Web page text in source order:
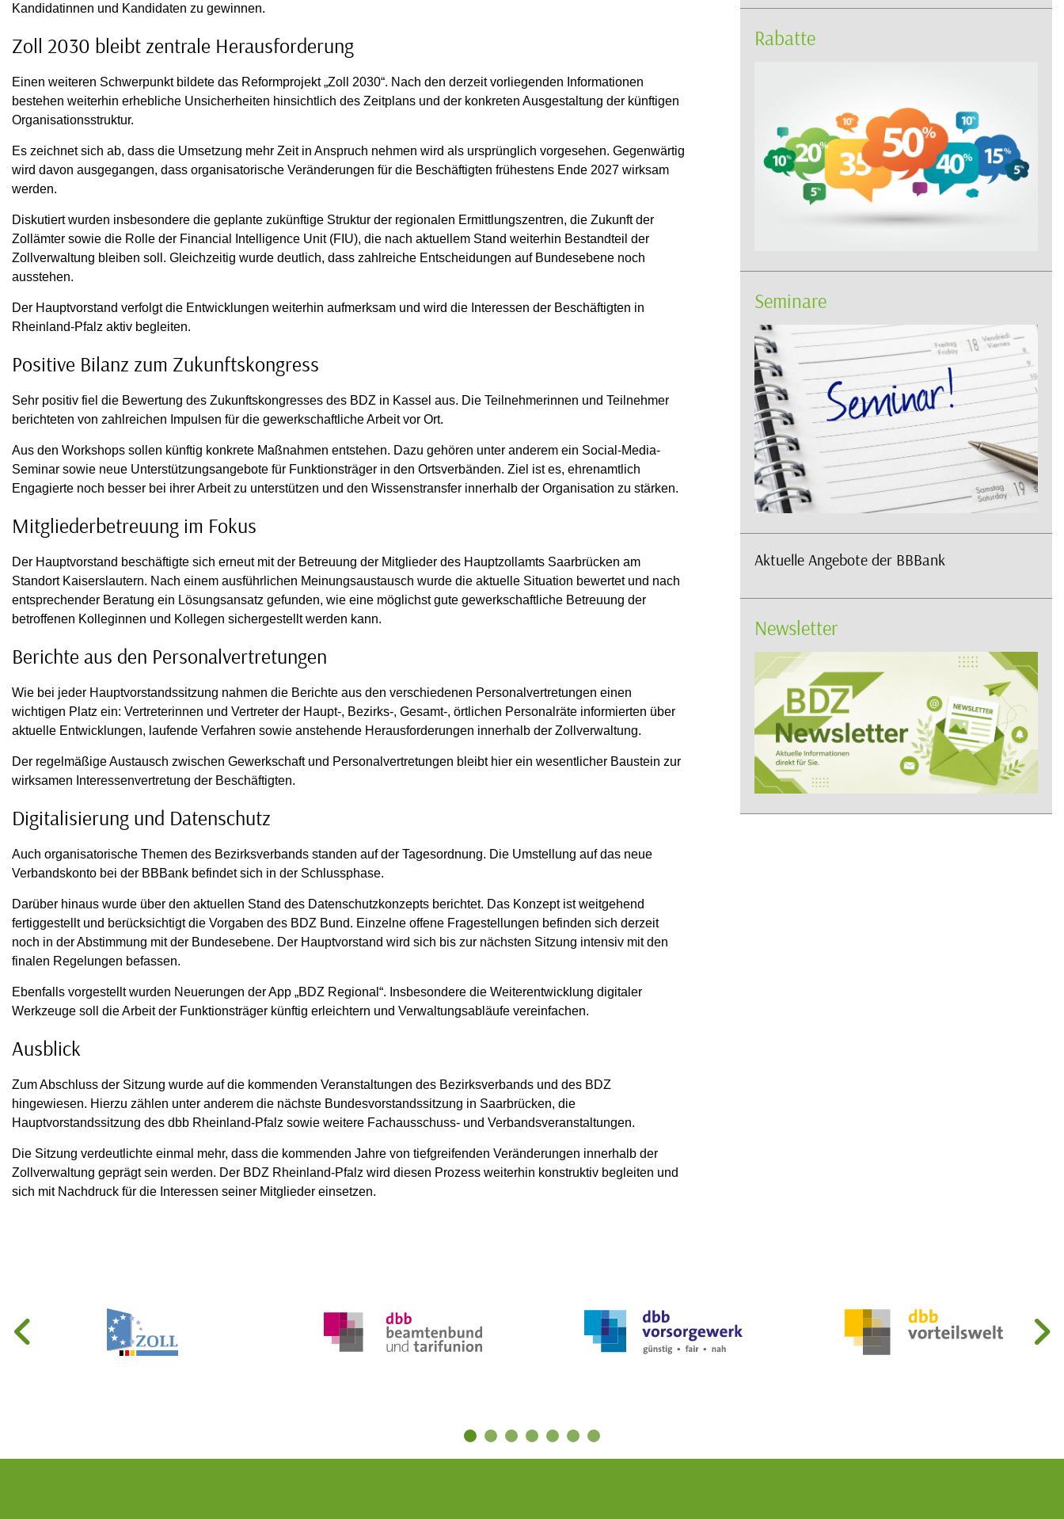
Kandidatinnen und Kandidaten zu gewinnen.
Zoll 2030 bleibt zentrale Herausforderung
Einen weiteren Schwerpunkt bildete das Reformprojekt „Zoll 2030“. Nach den derzeit vorliegenden Informationen
bestehen weiterhin erhebliche Unsicherheiten hinsichtlich des Zeitplans und der konkreten Ausgestaltung der künftigen
Organisationsstruktur.
Es zeichnet sich ab, dass die Umsetzung mehr Zeit in Anspruch nehmen wird als ursprünglich vorgesehen. Gegenwärtig
wird davon ausgegangen, dass organisatorische Veränderungen für die Beschäftigten frühestens Ende 2027 wirksam
werden.
Diskutiert wurden insbesondere die geplante zukünftige Struktur der regionalen Ermittlungszentren, die Zukunft der
Zollämter sowie die Rolle der Financial Intelligence Unit (FIU), die nach aktuellem Stand weiterhin Bestandteil der
Zollverwaltung bleiben soll. Gleichzeitig wurde deutlich, dass zahlreiche Entscheidungen auf Bundesebene noch
ausstehen.
Der Hauptvorstand verfolgt die Entwicklungen weiterhin aufmerksam und wird die Interessen der Beschäftigten in
Rheinland-Pfalz aktiv begleiten.
Positive Bilanz zum Zukunftskongress
Sehr positiv fiel die Bewertung des Zukunftskongresses des BDZ in Kassel aus. Die Teilnehmerinnen und Teilnehmer
berichteten von zahlreichen Impulsen für die gewerkschaftliche Arbeit vor Ort.
Aus den Workshops sollen künftig konkrete Maßnahmen entstehen. Dazu gehören unter anderem ein Social-Media-
Seminar sowie neue Unterstützungsangebote für Funktionsträger in den Ortsverbänden. Ziel ist es, ehrenamtlich
Engagierte noch besser bei ihrer Arbeit zu unterstützen und den Wissenstransfer innerhalb der Organisation zu stärken.
Mitgliederbetreuung im Fokus
Der Hauptvorstand beschäftigte sich erneut mit der Betreuung der Mitglieder des Hauptzollamts Saarbrücken am
Standort Kaiserslautern. Nach einem ausführlichen Meinungsaustausch wurde die aktuelle Situation bewertet und nach
entsprechender Beratung ein Lösungsansatz gefunden, wie eine möglichst gute gewerkschaftliche Betreuung der
betroffenen Kolleginnen und Kollegen sichergestellt werden kann.
Berichte aus den Personalvertretungen
Wie bei jeder Hauptvorstandssitzung nahmen die Berichte aus den verschiedenen Personalvertretungen einen
wichtigen Platz ein: Vertreterinnen und Vertreter der Haupt-, Bezirks-, Gesamt-, örtlichen Personalräte informierten über
aktuelle Entwicklungen, laufende Verfahren sowie anstehende Herausforderungen innerhalb der Zollverwaltung.
Der regelmäßige Austausch zwischen Gewerkschaft und Personalvertretungen bleibt hier ein wesentlicher Baustein zur
wirksamen Interessenvertretung der Beschäftigten.
Digitalisierung und Datenschutz
Auch organisatorische Themen des Bezirksverbands standen auf der Tagesordnung. Die Umstellung auf das neue
Verbandskonto bei der BBBank befindet sich in der Schlussphase.
Darüber hinaus wurde über den aktuellen Stand des Datenschutzkonzepts berichtet. Das Konzept ist weitgehend
fertiggestellt und berücksichtigt die Vorgaben des BDZ Bund. Einzelne offene Fragestellungen befinden sich derzeit
noch in der Abstimmung mit der Bundesebene. Der Hauptvorstand wird sich bis zur nächsten Sitzung intensiv mit den
finalen Regelungen befassen.
Ebenfalls vorgestellt wurden Neuerungen der App „BDZ Regional“. Insbesondere die Weiterentwicklung digitaler
Werkzeuge soll die Arbeit der Funktionsträger künftig erleichtern und Verwaltungsabläufe vereinfachen.
Ausblick
Zum Abschluss der Sitzung wurde auf die kommenden Veranstaltungen des Bezirksverbands und des BDZ
hingewiesen. Hierzu zählen unter anderem die nächste Bundesvorstandssitzung in Saarbrücken, die
Hauptvorstandssitzung des dbb Rheinland-Pfalz sowie weitere Fachausschuss- und Verbandsveranstaltungen.
Die Sitzung verdeutlichte einmal mehr, dass die kommenden Jahre von tiefgreifenden Veränderungen innerhalb der
Zollverwaltung geprägt sein werden. Der BDZ Rheinland-Pfalz wird diesen Prozess weiterhin konstruktiv begleiten und
sich mit Nachdruck für die Interessen seiner Mitglieder einsetzen.
Rabatte
Seminare
Aktuelle Angebote der BBBank
Newsletter